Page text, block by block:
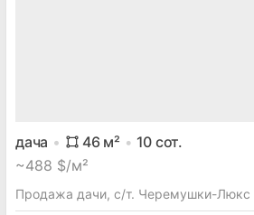
дача 46м² 10 сот.
~488 $/м²
Продажа дачи, с/т. Черемушки-Люкс